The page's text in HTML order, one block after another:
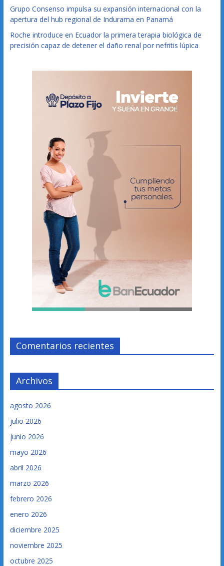
Grupo Consenso impulsa su expansión internacional con la
apertura del hub regional de Indurama en Panamá
Roche introduce en Ecuador la primera terapia biológica de
precisión capaz de detener el daño renal por nefritis lúpica
Comentarios recientes
Archivos
agosto 2026
julio 2026
junio 2026
mayo 2026
abril 2026
marzo 2026
febrero 2026
enero 2026
diciembre 2025
noviembre 2025
octubre 2025